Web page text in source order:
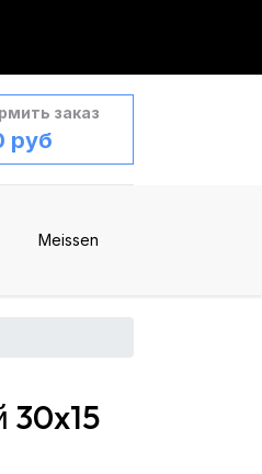
заказ
руб
Meissen
30x15